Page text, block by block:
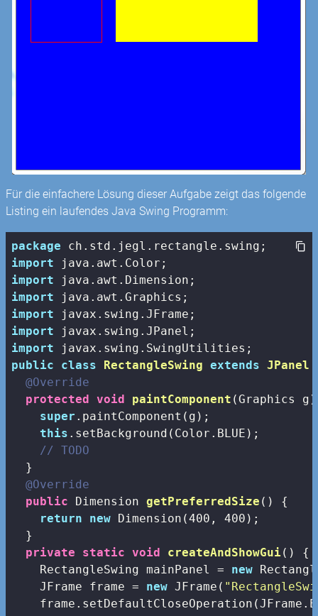
Für die einfachere Lösung dieser Aufgabe zeigt das folgende
Listing ein laufendes Java Swing Programm:
package
import
import
import
import
import
import
public
class RectangleSwing extends JPanel
@Override
protected void paintComponent (Graphics g)
super .paintComponent(g);
this .setBackground(Color.BLUE);
// TODO
  }
@Override
public Dimension getPreferredSize ()
{
return
new Dimension(400 , 400 );
  }
private
static void createAndShowGui ()
{
    RectangleSwing mainPanel =
new
    JFrame frame =
new JFrame(